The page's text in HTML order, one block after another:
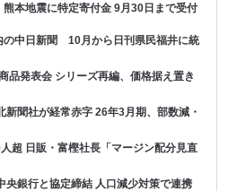
熊本地震に特定寄付金 9月30日まで受付
中日新聞 10月から日刊県民福井に統
品発表会 シリーズ再編、価格据え置き
新聞社が経常赤字 26年3月期、部数減・
超 日販・富樫社長「マージン配分見直
央銀行と協定締結 人口減少対策で連携